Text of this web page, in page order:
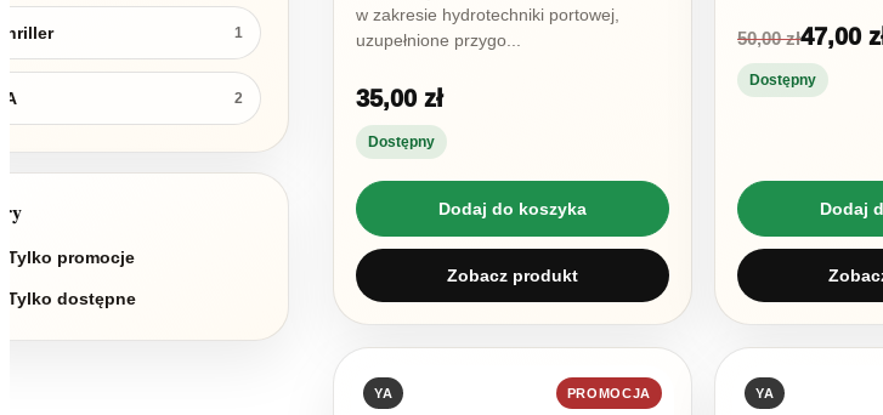
1
2
Tylko promocje
Tylko dostępne
w zakresie hydrotechniki portowej,
uzupełnione przygo...
35,00 zł
Dostępny
Dodaj do koszyka
Zobacz produkt
50,00 zł47,00
Dostępny
Dodaj
YA PROMOCJA YA